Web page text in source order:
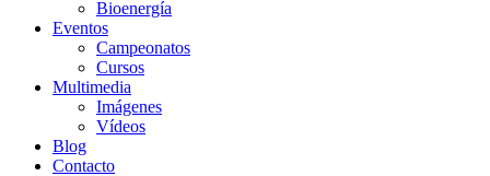
Bioenergía
Eventos
Campeonatos
Cursos
Multimedia
Imágenes
Vídeos
Blog
Contacto